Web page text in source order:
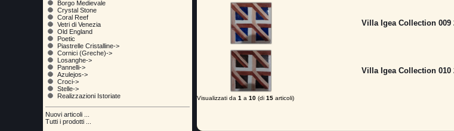
Borgo Medievale
Crystal Stone
Coral Reef
Vetri di Venezia
Old England
Poetic
Piastrelle Cristalline->
Cornici (Greche)->
Losanghe->
Pannelli->
Azulejos->
Croci->
Stelle->
Realizzazioni Istoriate
Nuovi articoli ...
Tutti i prodotti ...
Villa Igea Collection 009
Villa Igea Collection 010
Visualizzati da 1 a 10 (di 15 articoli)